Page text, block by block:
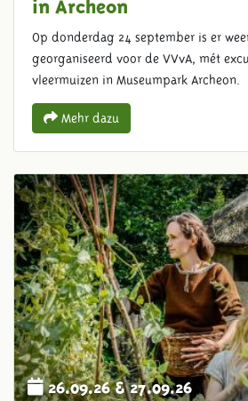
in Archeon
Op donderdag 24 september is er
georganiseerd voor de VVvA, mét
vleermuizen in Museumpark Archeon.
Mehr dazu
26.09.26 & 27.09.26